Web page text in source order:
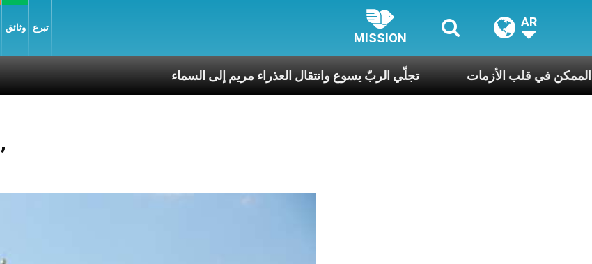
وثائق تبرع
MISSION
AR
تجلّي الربّ يسوع وانتقال العذراء مريم إلى السماء قدّيس الممكن في قلب الأزمات
Posts Tagged ‘محمول’